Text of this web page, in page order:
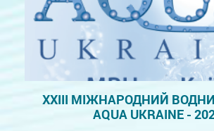
XXIII МІЖНАРОДНИЙ
AQUA UKRAINE -